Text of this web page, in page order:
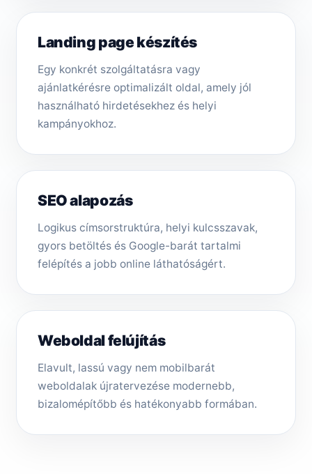
Landing page készítés
Egy konkrét szolgáltatásra vagy
ajánlatkérésre optimalizált oldal, amely jól
használható hirdetésekhez és helyi
kampányokhoz.
SEO alapozás
Logikus címsorstruktúra, helyi kulcsszavak,
gyors betöltés és Google-barát tartalmi
felépítés a jobb online láthatóságért.
Weboldal felújítás
Elavult, lassú vagy nem mobilbarát
weboldalak újratervezése modernebb,
bizalomépítőbb és hatékonyabb formában.